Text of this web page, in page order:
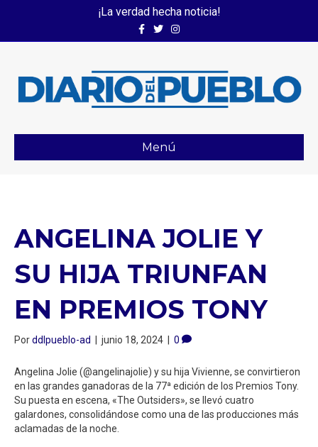
¡La verdad hecha noticia!
FacebookTwitterInstagram
Menú
ANGELINA JOLIE Y
SU HIJA TRIUNFAN
EN PREMIOS TONY
Porddlpueblo-ad | junio 18, 2024 | 0
Angelina Jolie (@angelinajolie) y su hija Vivienne, se convirtieron
en las grandes ganadoras de la 77ª edición de los Premios Tony.
Su puesta en escena, «The Outsiders», se llevó cuatro
galardones, consolidándose como una de las producciones más
aclamadas de la noche.